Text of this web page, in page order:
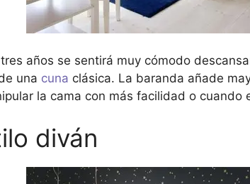
años se sentirá muy cómodo
una cuna clásica. La baranda añade
la cama con más facilidad o cuando
diván